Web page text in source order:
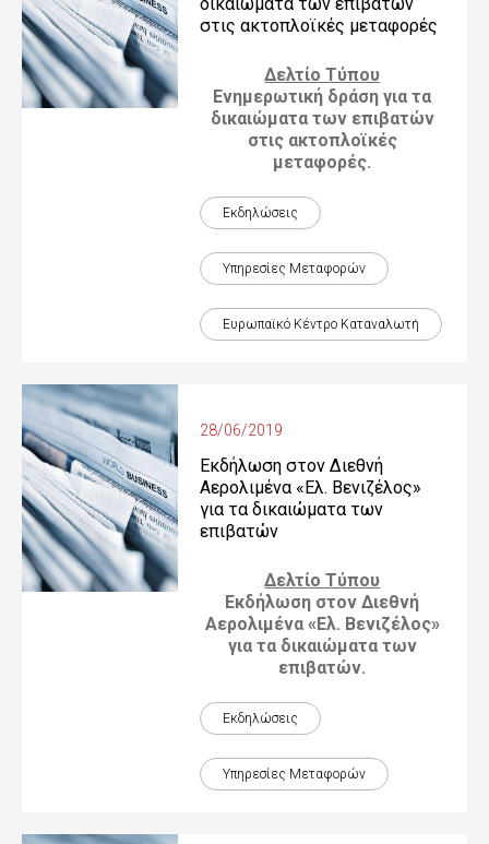
στις ακτοπλοϊκές μεταφορές
Δελτίο Τύπου
Ενημερωτική δράση για τα
δικαιώματα των επιβατών
στις ακτοπλοϊκές
μεταφορές.
Εκδηλώσεις
Υπηρεσίες Μεταφορών
Ευρωπαϊκό Κέντρο Καταναλωτή
28/06/2019
Εκδήλωση στον Διεθνή
Αερολιμένα «Ελ. Βενιζέλος»
για τα δικαιώματα των
επιβατών
Δελτίο Τύπου
Εκδήλωση στον Διεθνή
Αερολιμένα «Ελ. Βενιζέλος»
για τα δικαιώματα των
επιβατών.
Εκδηλώσεις
Υπηρεσίες Μεταφορών